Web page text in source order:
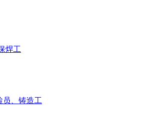
焊工
员、铸造工